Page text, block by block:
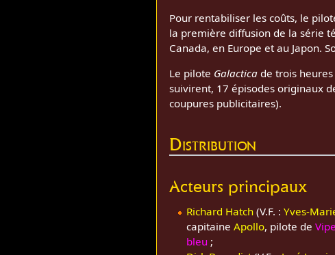
Pour rentabiliser les coûts, le
la première diffusion de la série
Canada, en Europe et au Japon.
Le pilote Galactica de trois
suivirent, 17 épisodes originaux
coupures publicitaires).
Distribution
Acteurs principaux
Richard Hatch(V.F. : Yves-
capitaine Apollo, pilote de
bleu ;